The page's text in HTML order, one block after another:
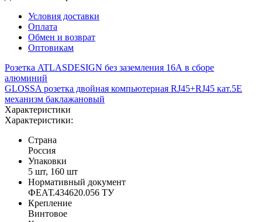
Условия доставки
Оплата
Обмен и возврат
Оптовикам
Розетка ATLASDESIGN без заземления 16А в сборе
алюминий
GLOSSA розетка двойная компьютерная RJ45+RJ45 кат.5E
механизм баклажановый
Характеристики
Характеристики:
Страна
Россия
Упаковки
5 шт, 160 шт
Нормативный документ
ФЕАТ.434620.056 ТУ
Крепление
Винтовое